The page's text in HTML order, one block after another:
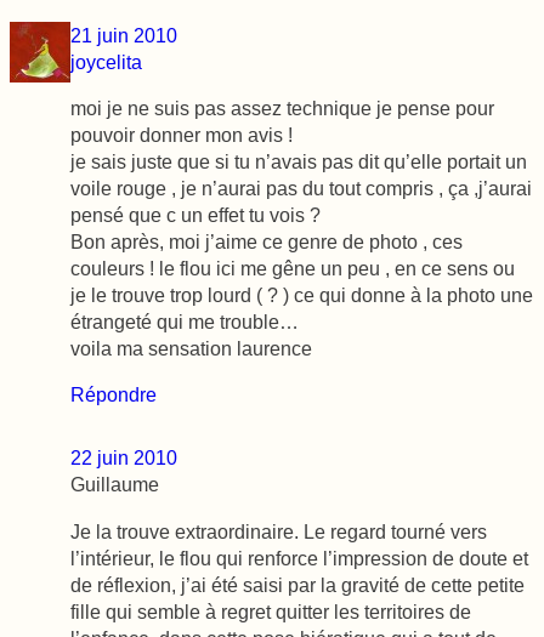
21 juin 2010
joycelita
moi je ne suis pas assez technique je pense pour
pouvoir donner mon avis !
je sais juste que si tu n’avais pas dit qu’elle portait un
voile rouge , je n’aurai pas du tout compris , ça ,j’aurai
pensé que c un effet tu vois ?
Bon après, moi j’aime ce genre de photo , ces
couleurs ! le flou ici me gêne un peu , en ce sens ou
je le trouve trop lourd ( ? ) ce qui donne à la photo une
étrangeté qui me trouble…
voila ma sensation laurence
Répondre
22 juin 2010
Guillaume
Je la trouve extraordinaire. Le regard tourné vers
l’intérieur, le flou qui renforce l’impression de doute et
de réflexion, j’ai été saisi par la gravité de cette petite
fille qui semble à regret quitter les territoires de